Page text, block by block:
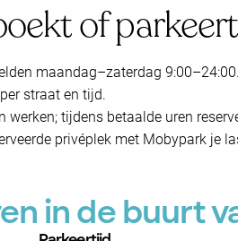
of parkeert
maandag–zaterdag
straat en tijd.
werken; tijdens betaalde uren
privéplek met Mobypark je
in de buurt